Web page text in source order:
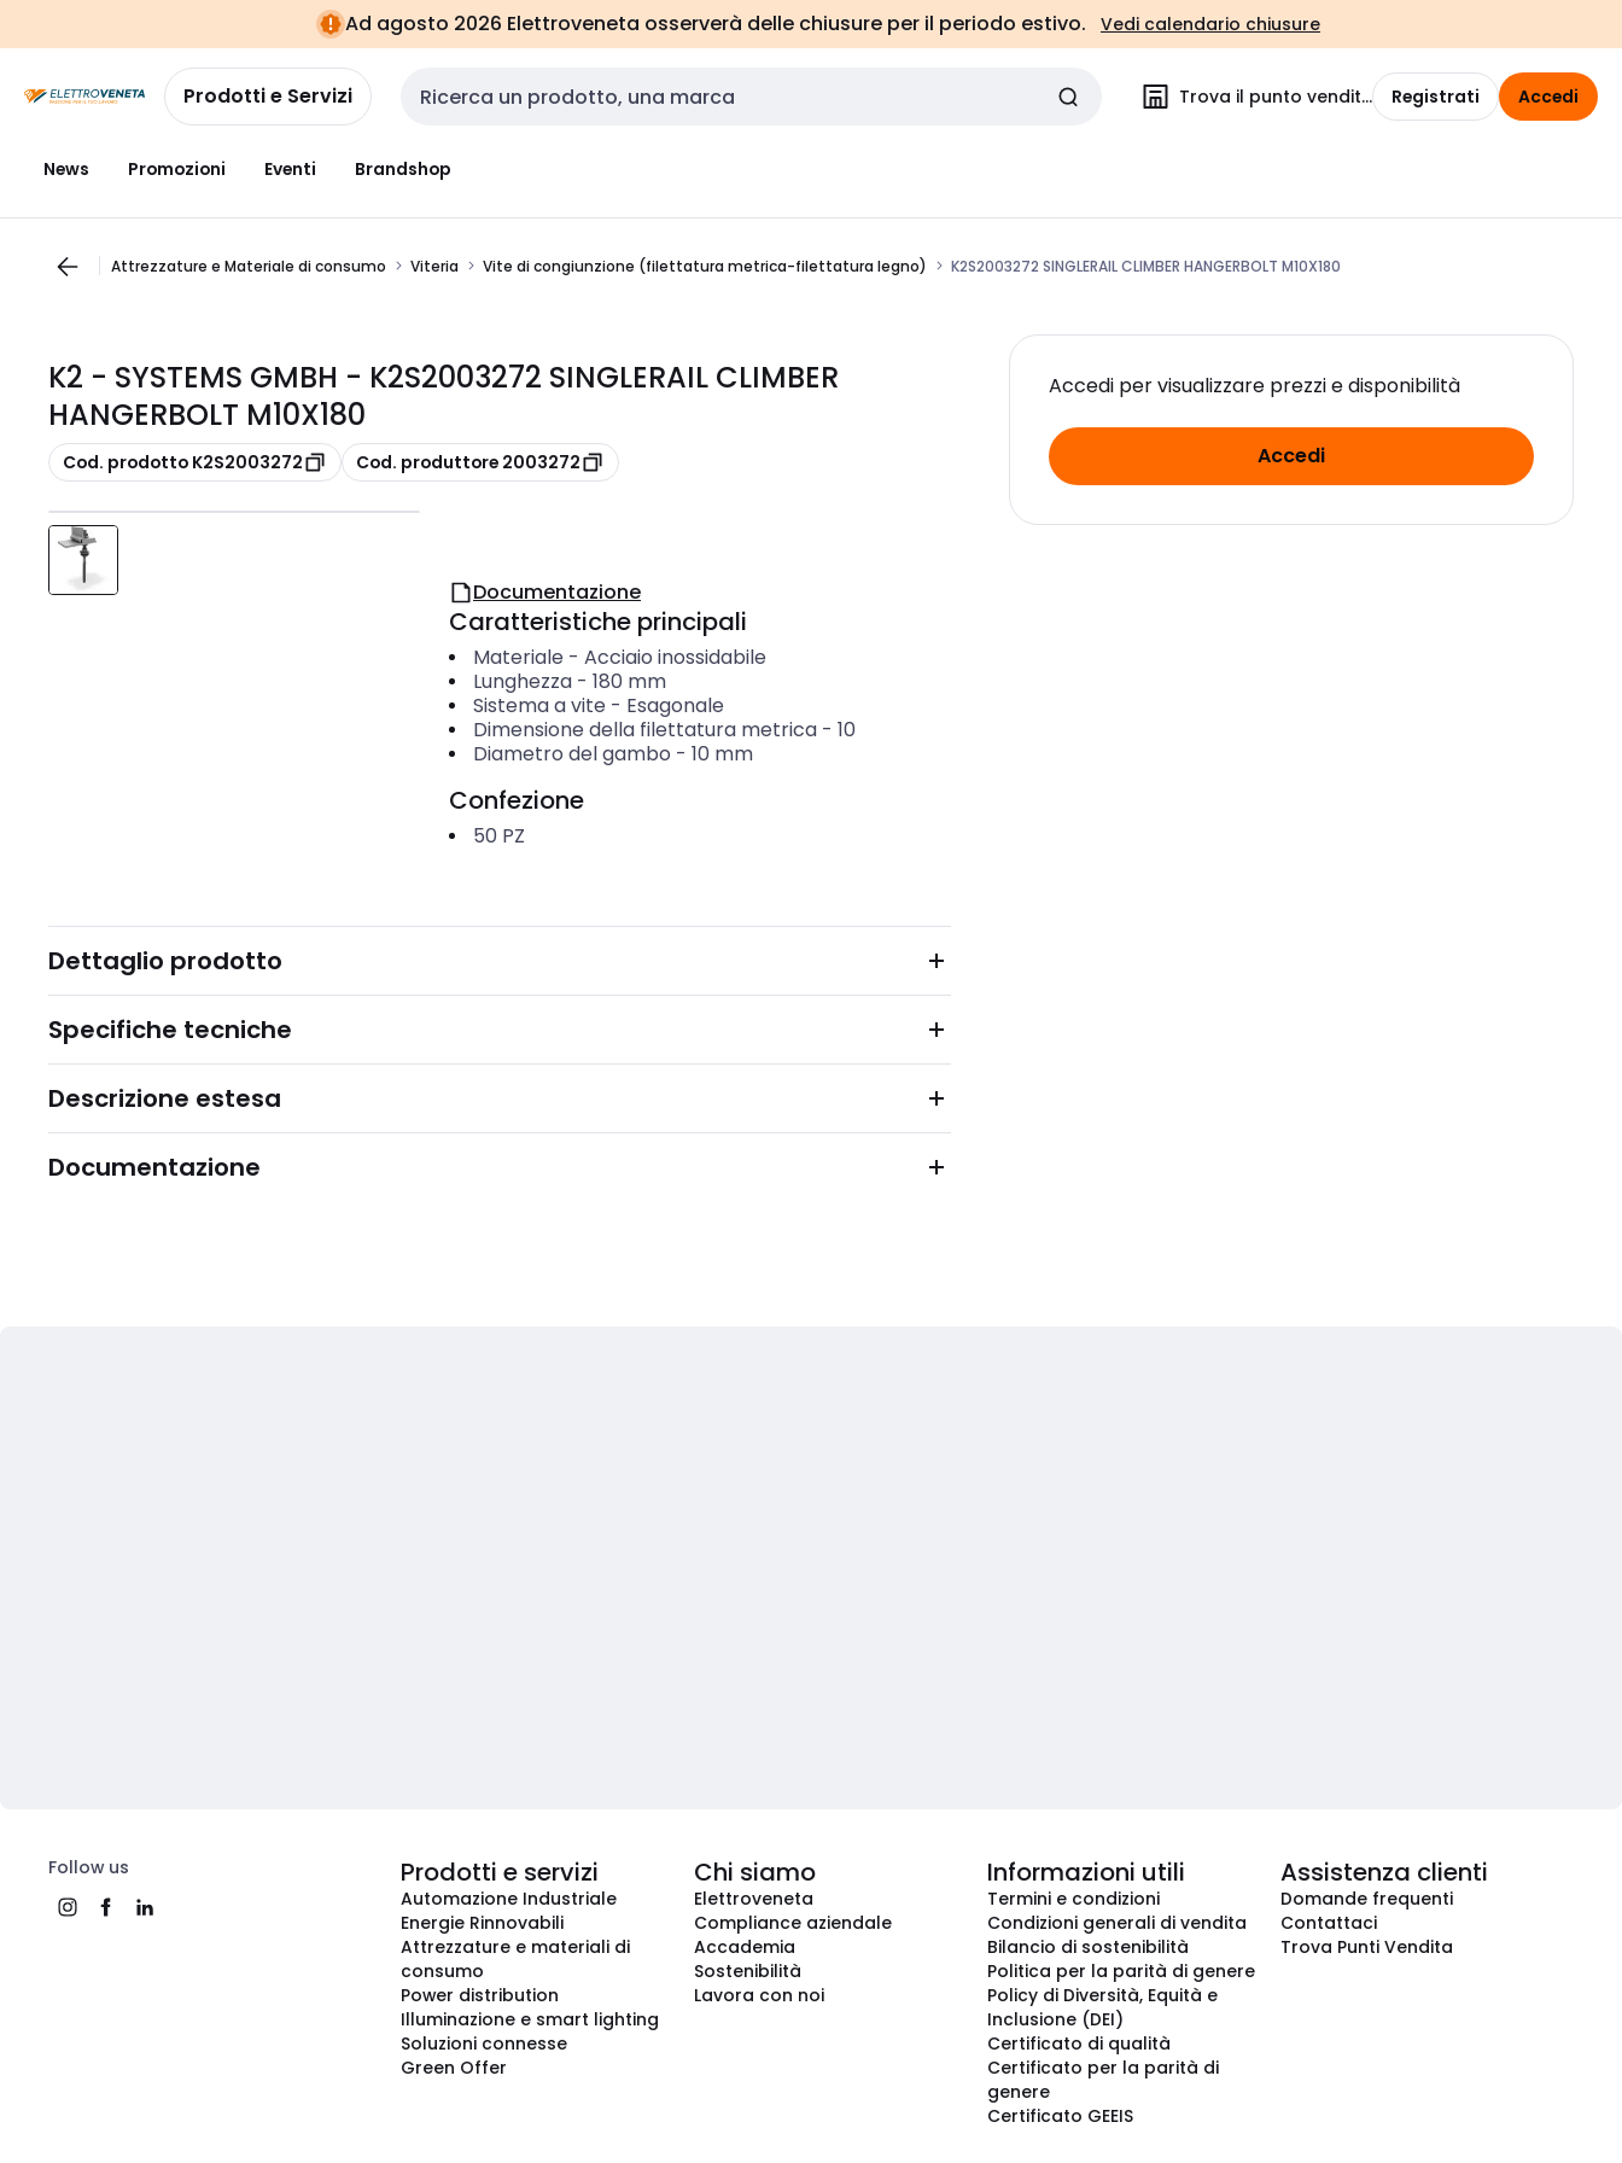
navigazionealla
pagina
Ad agosto 2026 Elettroveneta osserverà delle chiusure per il periodo estivo. Vedi calendario chiusure
Prodotti e Servizi Cerca input Trova il punto vendita Registrati Accedi
News Promozioni Eventi Brandshop
Attrezzature e Materiale di consumo Viteria Vite di congiunzione (filettatura metrica-filettatura legno) K2S2003272 SINGLERAIL CLIMBER HANGERBOLT M10X180
K2 - SYSTEMS GMBH - K2S2003272 SINGLERAIL CLIMBER
HANGERBOLT M10X180
copia
Cod. prodotto K2S2003272 copia
Cod. produttore 2003272
Accedi per visualizzare prezzi e disponibilità
Accedi
Documentazione
Caratteristiche principali
Materiale - Acciaio inossidabile
Lunghezza- 180 mm
Sistema a vite - Esagonale
Dimensione della filettatura metrica- 10
Diametro del gambo - 10 mm
Confezione
50 PZ
Dettaglio prodotto
Specifiche tecniche
Descrizione estesa
Documentazione
Follow us Prodotti e servizi
Automazione Industriale
Energie Rinnovabili
Attrezzature e materiali di
consumo
Power distribution
Illuminazione e smart lighting
Soluzioni connesse
Green Offer
Chi siamo
Elettroveneta
Compliance aziendale
Accademia
Sostenibilità
Lavora con noi
Informazioni utili
Termini e condizioni
Condizioni generali di vendita
Bilancio di sostenibilità
Politica per la parità di genere
Policy di Diversità, Equità e
Inclusione (DEI)
Certificato di qualità
Certificato per la parità di
genere
Certificato GEEIS
Assistenza clienti
Domande frequenti
Contattaci
Trova Punti Vendita